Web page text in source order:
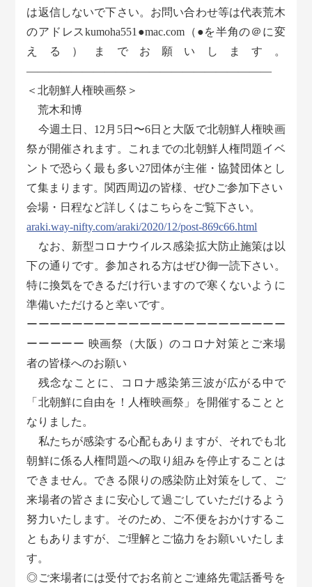
は返信しないで下さい。お問い合わせ等は代表荒木
のアドレスkumoha551●mac.com（●を半角の＠に変
える）までお願いします。
――――――――――――――――――――――
＜北朝鮮人権映画祭＞
荒木和博
今週土日、12月5日〜6日と大阪で北朝鮮人権映画
祭が開催されます。これまでの北朝鮮人権問題イベ
ントで恐らく最も多い27団体が主催・協賛団体とし
て集まります。関西周辺の皆様、ぜひご参加下さい
会場・日程など詳しくはこちらをご覧下さい。
araki.way-nifty.com/araki/2020/12/post-869c66.html
なお、新型コロナウイルス感染拡大防止施策は以
下の通りです。参加される方はぜひ御一読下さい。
特に換気をできるだけ行いますので寒くないように
準備いただけると幸いです。
ーーーーーーーーーーーーーーーーーーーーーーー
ーーーーー 映画祭（大阪）のコロナ対策とご来場
者の皆様へのお願い
残念なことに、コロナ感染第三波が広がる中で
「北朝鮮に自由を！人権映画祭」を開催することと
なりました。
私たちが感染する心配もありますが、それでも北
朝鮮に係る人権問題への取り組みを停止することは
できません。できる限りの感染防止対策をして、ご
来場者の皆さまに安心して過ごしていただけるよう
努力いたします。そのため、ご不便をおかけするこ
ともありますが、ご理解とご協力をお願いいたしま
す。
◎ご来場者には受付でお名前とご連絡先電話番号を